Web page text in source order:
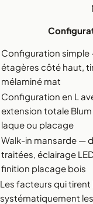
Configuration simple
étagères côté haut,
mélaminé mat
Configuration en L
extension totale
laque ou placage
Walk-in mansarde —
traitées, éclairage
finition placage bois
Les facteurs qui
systématiquement